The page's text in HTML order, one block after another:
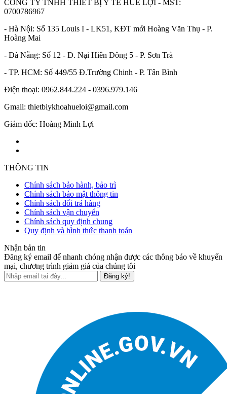
CÔNG TY TNHH THIẾT BỊ Y TẾ HUÊ LỢI - MST:
0700786967
- Hà Nội: Số 135 Louis I - LK51, KĐT mới Hoàng Văn Thụ - P.
Hoàng Mai
- Đà Nẵng: Số 12 - Đ. Nại Hiên Đông 5 - P. Sơn Trà
- TP. HCM: Số 449/55 Đ.Trường Chinh - P. Tân Bình
Điện thoại: 0962.844.224 - 0396.979.146
Gmail: thietbiykhoahueloi@gmail.com
Giám đốc: Hoàng Minh Lợi
THÔNG TIN
Chính sách bảo hành, bảo trì
Chính sách bảo mật thông tin
Chính sách đổi trả hàng
Chính sách vận chuyển
Chính sách quy định chung
Quy định và hình thức thanh toán
Nhận bản tin
Đăng ký email để nhanh chóng nhận được các thông báo về khuyến
mại, chương trình giảm giá của chúng tôi
Đăng ký!